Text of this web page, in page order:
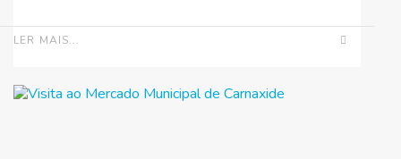
LER MAIS...